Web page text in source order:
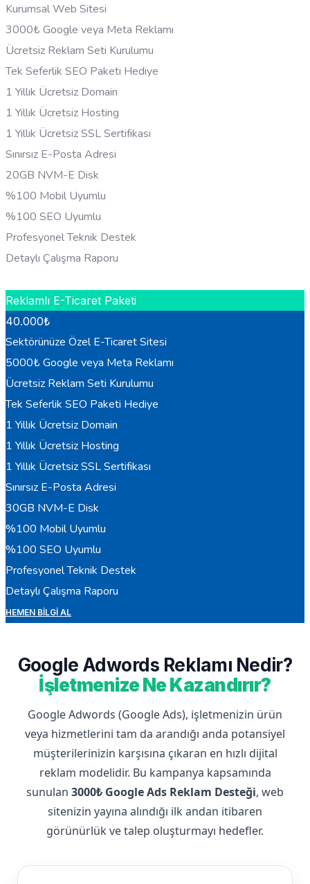
Kurumsal Web Sitesi
3000₺ Google veya Meta Reklamı
Ücretsiz Reklam Seti Kurulumu
Tek Seferlik SEO Paketi Hediye
1 Yıllık Ücretsiz Domain
1 Yıllık Ücretsiz Hosting
1 Yıllık Ücretsiz SSL Sertifikası
Sınırsız E-Posta Adresi
20GB NVM-E Disk
%100 Mobil Uyumlu
%100 SEO Uyumlu
Profesyonel Teknik Destek
Detaylı Çalışma Raporu
Reklamlı E-Ticaret Paketi
40.000₺
Sektörünüze Özel E-Ticaret Sitesi
5000₺ Google veya Meta Reklamı
Ücretsiz Reklam Seti Kurulumu
Tek Seferlik SEO Paketi Hediye
1 Yıllık Ücretsiz Domain
1 Yıllık Ücretsiz Hosting
1 Yıllık Ücretsiz SSL Sertifikası
Sınırsız E-Posta Adresi
30GB NVM-E Disk
%100 Mobil Uyumlu
%100 SEO Uyumlu
Profesyonel Teknik Destek
Detaylı Çalışma Raporu
HEMEN BILGI AL
Google Adwords Reklamı Nedir?
İşletmenize Ne Kazandırır?
Google Adwords (Google Ads), işletmenizin ürün
veya hizmetlerini tam da arandığı anda potansiyel
müşterilerinizin karşısına çıkaran en hızlı dijital
reklam modelidir. Bu kampanya kapsamında
sunulan 3000₺ Google Ads Reklam Desteği, web
sitenizin yayına alındığı ilk andan itibaren
görünürlük ve talep oluşturmayı hedefler.